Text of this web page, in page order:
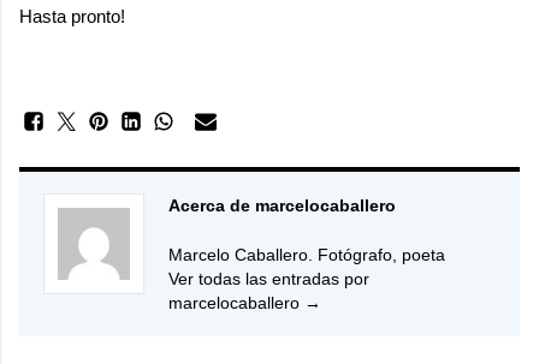
Hasta pronto!
Acerca de marcelocaballero
Marcelo Caballero. Fotógrafo, poeta
Ver todas las entradas por
marcelocaballero →